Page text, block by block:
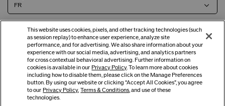
Shiseido Co., Ltd. Tous droits réservés.
Politique de
confidentialité
Renseignements sur l'entreprise et
coordonnées
This website uses cookies, pixels, and other tracking technologies (such
as session replay) to enhance user experience, analyze site
performance, and for advertising. We also share information about your
experience with our social media, advertising, and analytics partners
for cross contextual behavioral advertising. Further information on
cookies is available in our Privacy Policy. To learn more about cookies
including how to disable them, please click on the Manage Preferences
button. By using our website or clicking “Accept All Cookies”, you agree
to our Privacy Policy, Terms & Conditions , and use of these
technologies.